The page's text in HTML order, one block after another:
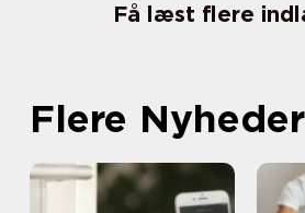
Få læst flere
Flere Nyheder